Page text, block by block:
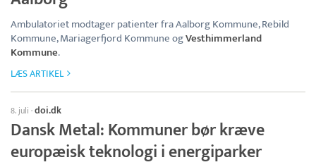
Ambulatoriet modtager patienter fra Aalborg Kommune, Rebild
Kommune, Mariagerfjord Kommune ogVesthimmerland
Kommune.
LÆS ARTIKEL
8. juli ·doi.dk
Dansk Metal: Kommuner bør kræve
europæisk teknologi i energiparker